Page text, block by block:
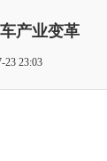
产业变革
23:03